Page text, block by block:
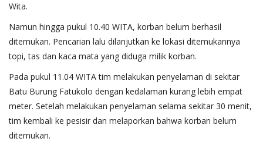
Wita.
Namun hingga pukul 10.40 WITA, korban belum berhasil
ditemukan. Pencarian lalu dilanjutkan ke lokasi ditemukannya
topi, tas dan kaca mata yang diduga milik korban.
Pada pukul 11.04 WITA tim melakukan penyelaman di sekitar
Batu Burung Fatukolo dengan kedalaman kurang lebih empat
meter. Setelah melakukan penyelaman selama sekitar 30 menit,
tim kembali ke pesisir dan melaporkan bahwa korban belum
ditemukan.